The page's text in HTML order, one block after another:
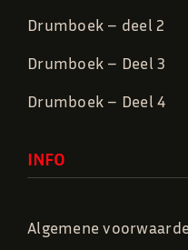
Drumboek – deel 2
Drumboek – Deel 3
Drumboek – Deel 4
INFO
Algemene